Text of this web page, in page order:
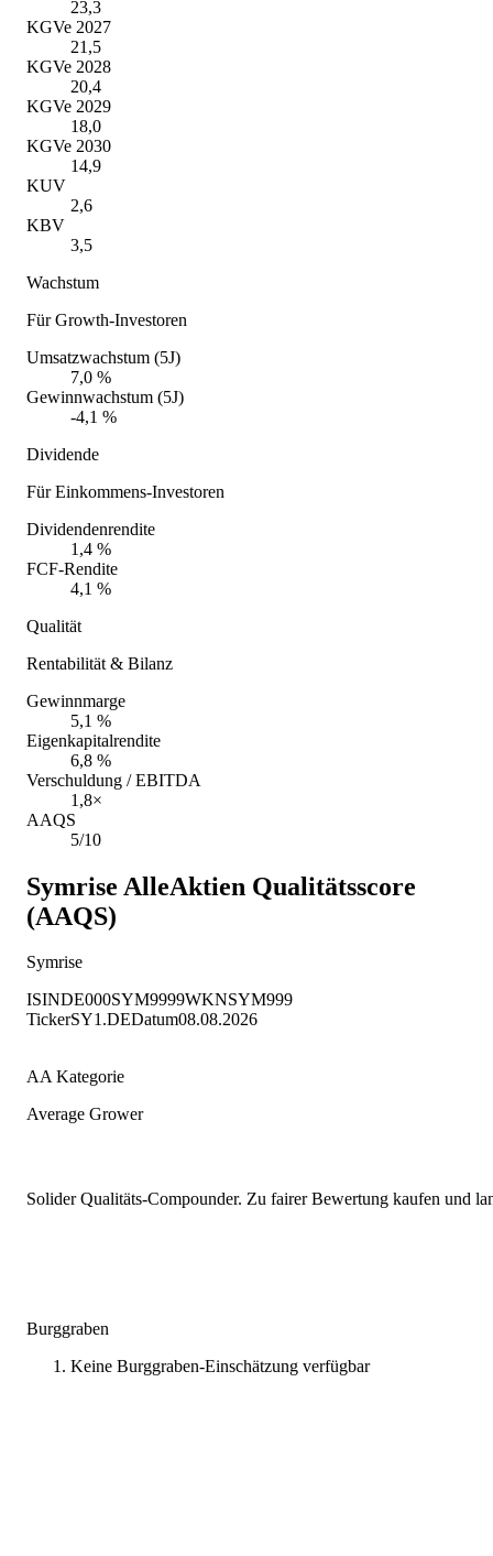
23,3
KGVe 2027
21,5
KGVe 2028
20,4
KGVe 2029
18,0
KGVe 2030
14,9
KUV
2,6
KBV
3,5
Wachstum
Für Growth-Investoren
Umsatzwachstum (5J)
7,0 %
Gewinnwachstum (5J)
-4,1 %
Dividende
Für Einkommens-Investoren
Dividendenrendite
1,4 %
FCF-Rendite
4,1 %
Qualität
Rentabilität & Bilanz
Gewinnmarge
5,1 %
Eigenkapitalrendite
6,8 %
Verschuldung / EBITDA
1,8×
AAQS
5/10
Symrise AlleAktien Qualitätsscore
(AAQS)
Symrise
ISINDE000SYM9999WKNSYM999
TickerSY1.DEDatum08.08.2026
AA Kategorie
Average Grower
Solider Qualitäts-Compounder. Zu fairer Bewertung kaufen und
Burggraben
Keine Burggraben-Einschätzung verfügbar